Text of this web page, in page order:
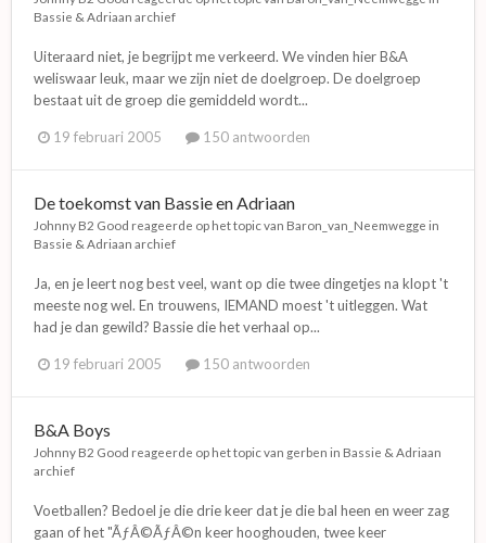
Bassie & Adriaan archief
Uiteraard niet, je begrijpt me verkeerd. We vinden hier B&A
weliswaar leuk, maar we zijn niet de doelgroep. De doelgroep
bestaat uit de groep die gemiddeld wordt...
19 februari 2005 150 antwoorden
De toekomst van Bassie en Adriaan
Johnny B2 Good reageerde op het topic van Baron_van_Neemwegge in
Bassie & Adriaan archief
Ja, en je leert nog best veel, want op die twee dingetjes na klopt 't
meeste nog wel. En trouwens, IEMAND moest 't uitleggen. Wat
had je dan gewild? Bassie die het verhaal op...
19 februari 2005 150 antwoorden
B&A Boys
Johnny B2 Good reageerde op het topic van gerben in Bassie & Adriaan
archief
Voetballen? Bedoel je die drie keer dat je die bal heen en weer zag
gaan of het "ÃƒÂ©ÃƒÂ©n keer hooghouden, twee keer